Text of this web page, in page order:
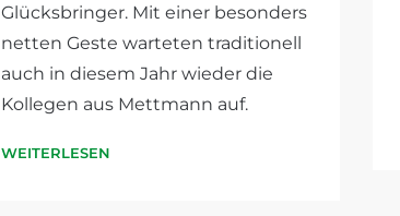
Glücksbringer. Mit einer besonders
netten Geste warteten traditionell
auch in diesem Jahr wieder die
Kollegen aus Mettmann auf.
WEITERLESEN